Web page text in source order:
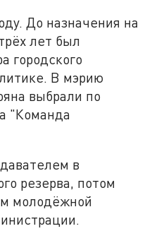
До назначения на
лет был
городского
В мэрию
выбрали по
"Команда
в
резерва, потом
молодёжной